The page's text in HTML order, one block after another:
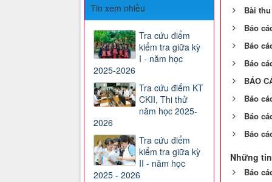
Bài
Báo
Báo
Báo
BÁO
Báo
Báo
Báo
Những
Báo
Tin xem nhiều
Tra cứu điểm
kiểm tra giữa kỳ
I - năm học
2025-2026
Tra cứu điểm KT
CKII, Thi thử
năm học 2025-
2026
Tra cứu điểm
kiểm tra giữa kỳ
II - năm học
2025 - 2026